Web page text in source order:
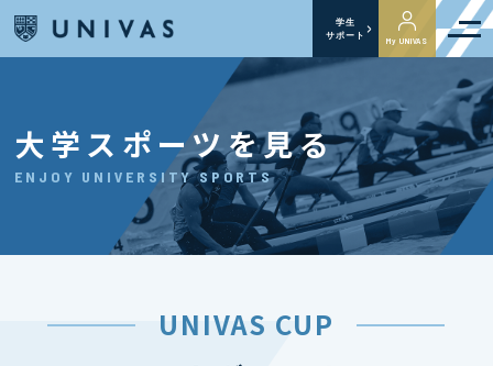
学生
サポート
My UNIVAS
大学スポーツを見る
ENJOY UNIVERSITY SPORTS
UNIVAS CUP